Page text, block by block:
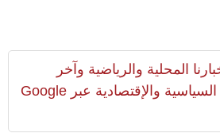
المحلية والرياضية وآخر
المستجدات السياسية والإقتصادية عبر Google